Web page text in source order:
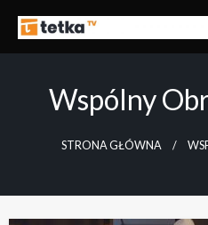
treściTv Tetka Tczew
Tetka Tczew – Twoja
Wspólny
STRONA GŁÓWNA